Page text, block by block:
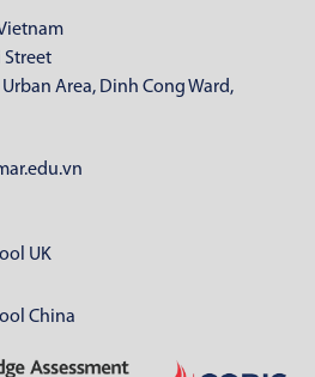
Street
Area, Dinh Cong Ward,
UK
China